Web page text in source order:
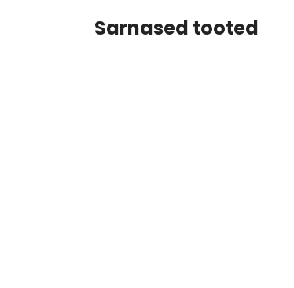
Sarnased tooted